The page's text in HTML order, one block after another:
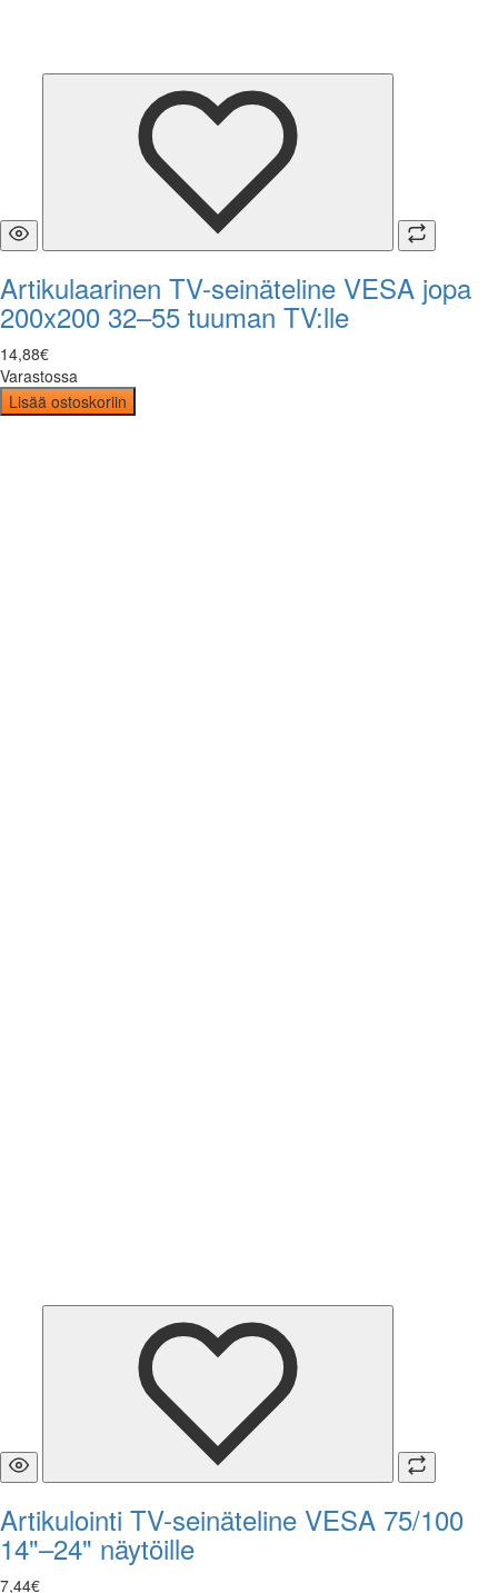
Artikulaarinen TV-seinäteline VESA jopa
200x200 32–55 tuuman TV:lle
14,88€
Varastossa
Lisää ostoskoriin
Artikulointi TV-seinäteline VESA 75/100
14"–24" näytöille
7,44€